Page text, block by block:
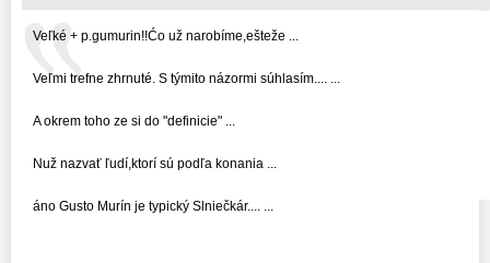
Veľké + p.gumurin!!Ćo už narobíme,ešteže ...
Veľmi trefne zhrnuté. S týmito názormi súhlasím.... ...
A okrem toho ze si do "definicie" ...
Nuž nazvať ľudí,ktorí sú podľa konania ...
áno Gusto Murín je typický Slniečkár.... ...